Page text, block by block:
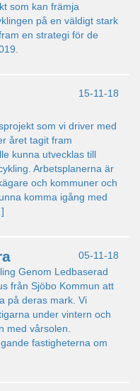
som kan främja
på en väldigt stark
en strategi för de
15-11-18
som vi driver med
året tagit fram
kunna utvecklas till
Arbetsplanerna är
och kommuner och
komma igång med
05-11-18
Genom Ledbaserad
från Sjöbo Kommun att
på deras mark. Vi
under vintern och
med vårsolen.
fastigheterna om